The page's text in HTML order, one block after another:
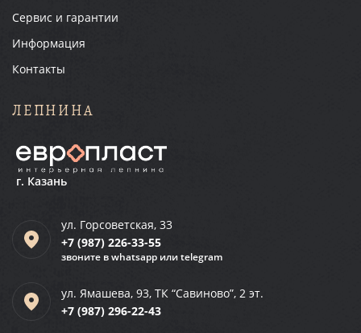
Сервис и гарантии
Информация
Контакты
ЛЕПНИНА
г. Казань
ул. Горсоветская, 33
+7 (987) 226-33-55
звоните в whatsapp или telegram
ул. Ямашева, 93, ТК “Савиново”, 2 эт.
+7 (987) 296-22-43